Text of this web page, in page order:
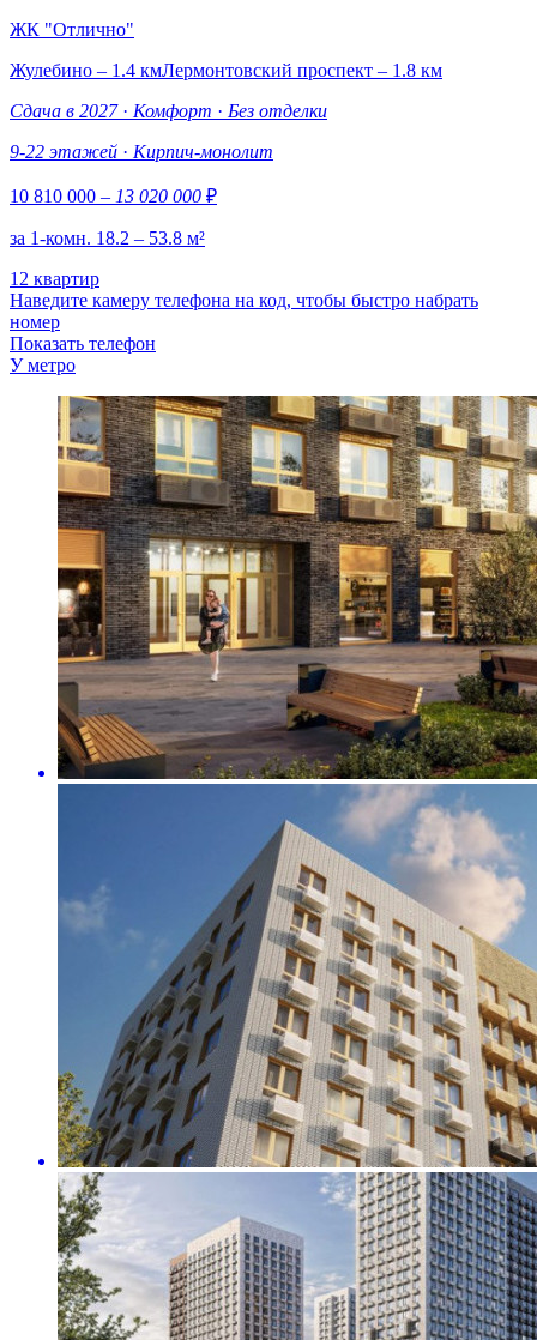
ЖК "Отлично"
Жулебино – 1.4 кмЛермонтовский проспект – 1.8 км
Сдача в 2027 · Комфорт · Без отделки
9-22 этажей · Кирпич-монолит
10 810 000 – 13 020 000 ₽
за 1-комн. 18.2 – 53.8 м²
12 квартир
Наведите камеру телефона на код, чтобы быстро набрать
номер
Показать телефон
У метро